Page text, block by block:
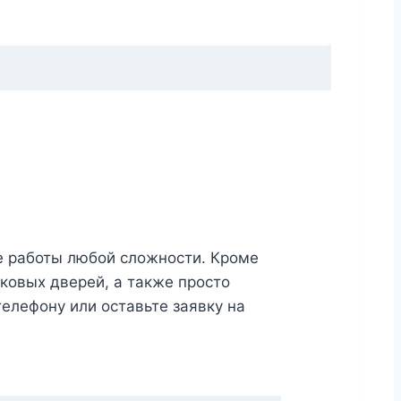
работы любой сложности. Кроме
дверей, а также просто
или оставьте заявку на